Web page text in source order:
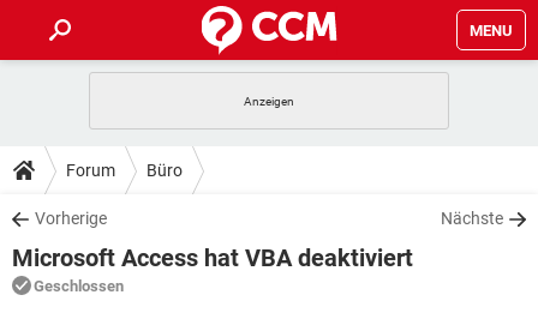
MENU
ANDROID
WINDOWS 10
WHATSAPP TIKTOK
FACEBOOK
TIPPS & TRICKS
SPIELE
WINDOWS 10
DOWNLOADS
SPIELE STREAMING
ANDROID
FORUM
Forum Büro
Vorherige Nächste
Microsoft Access hat VBA deaktiviert
Geschlossen